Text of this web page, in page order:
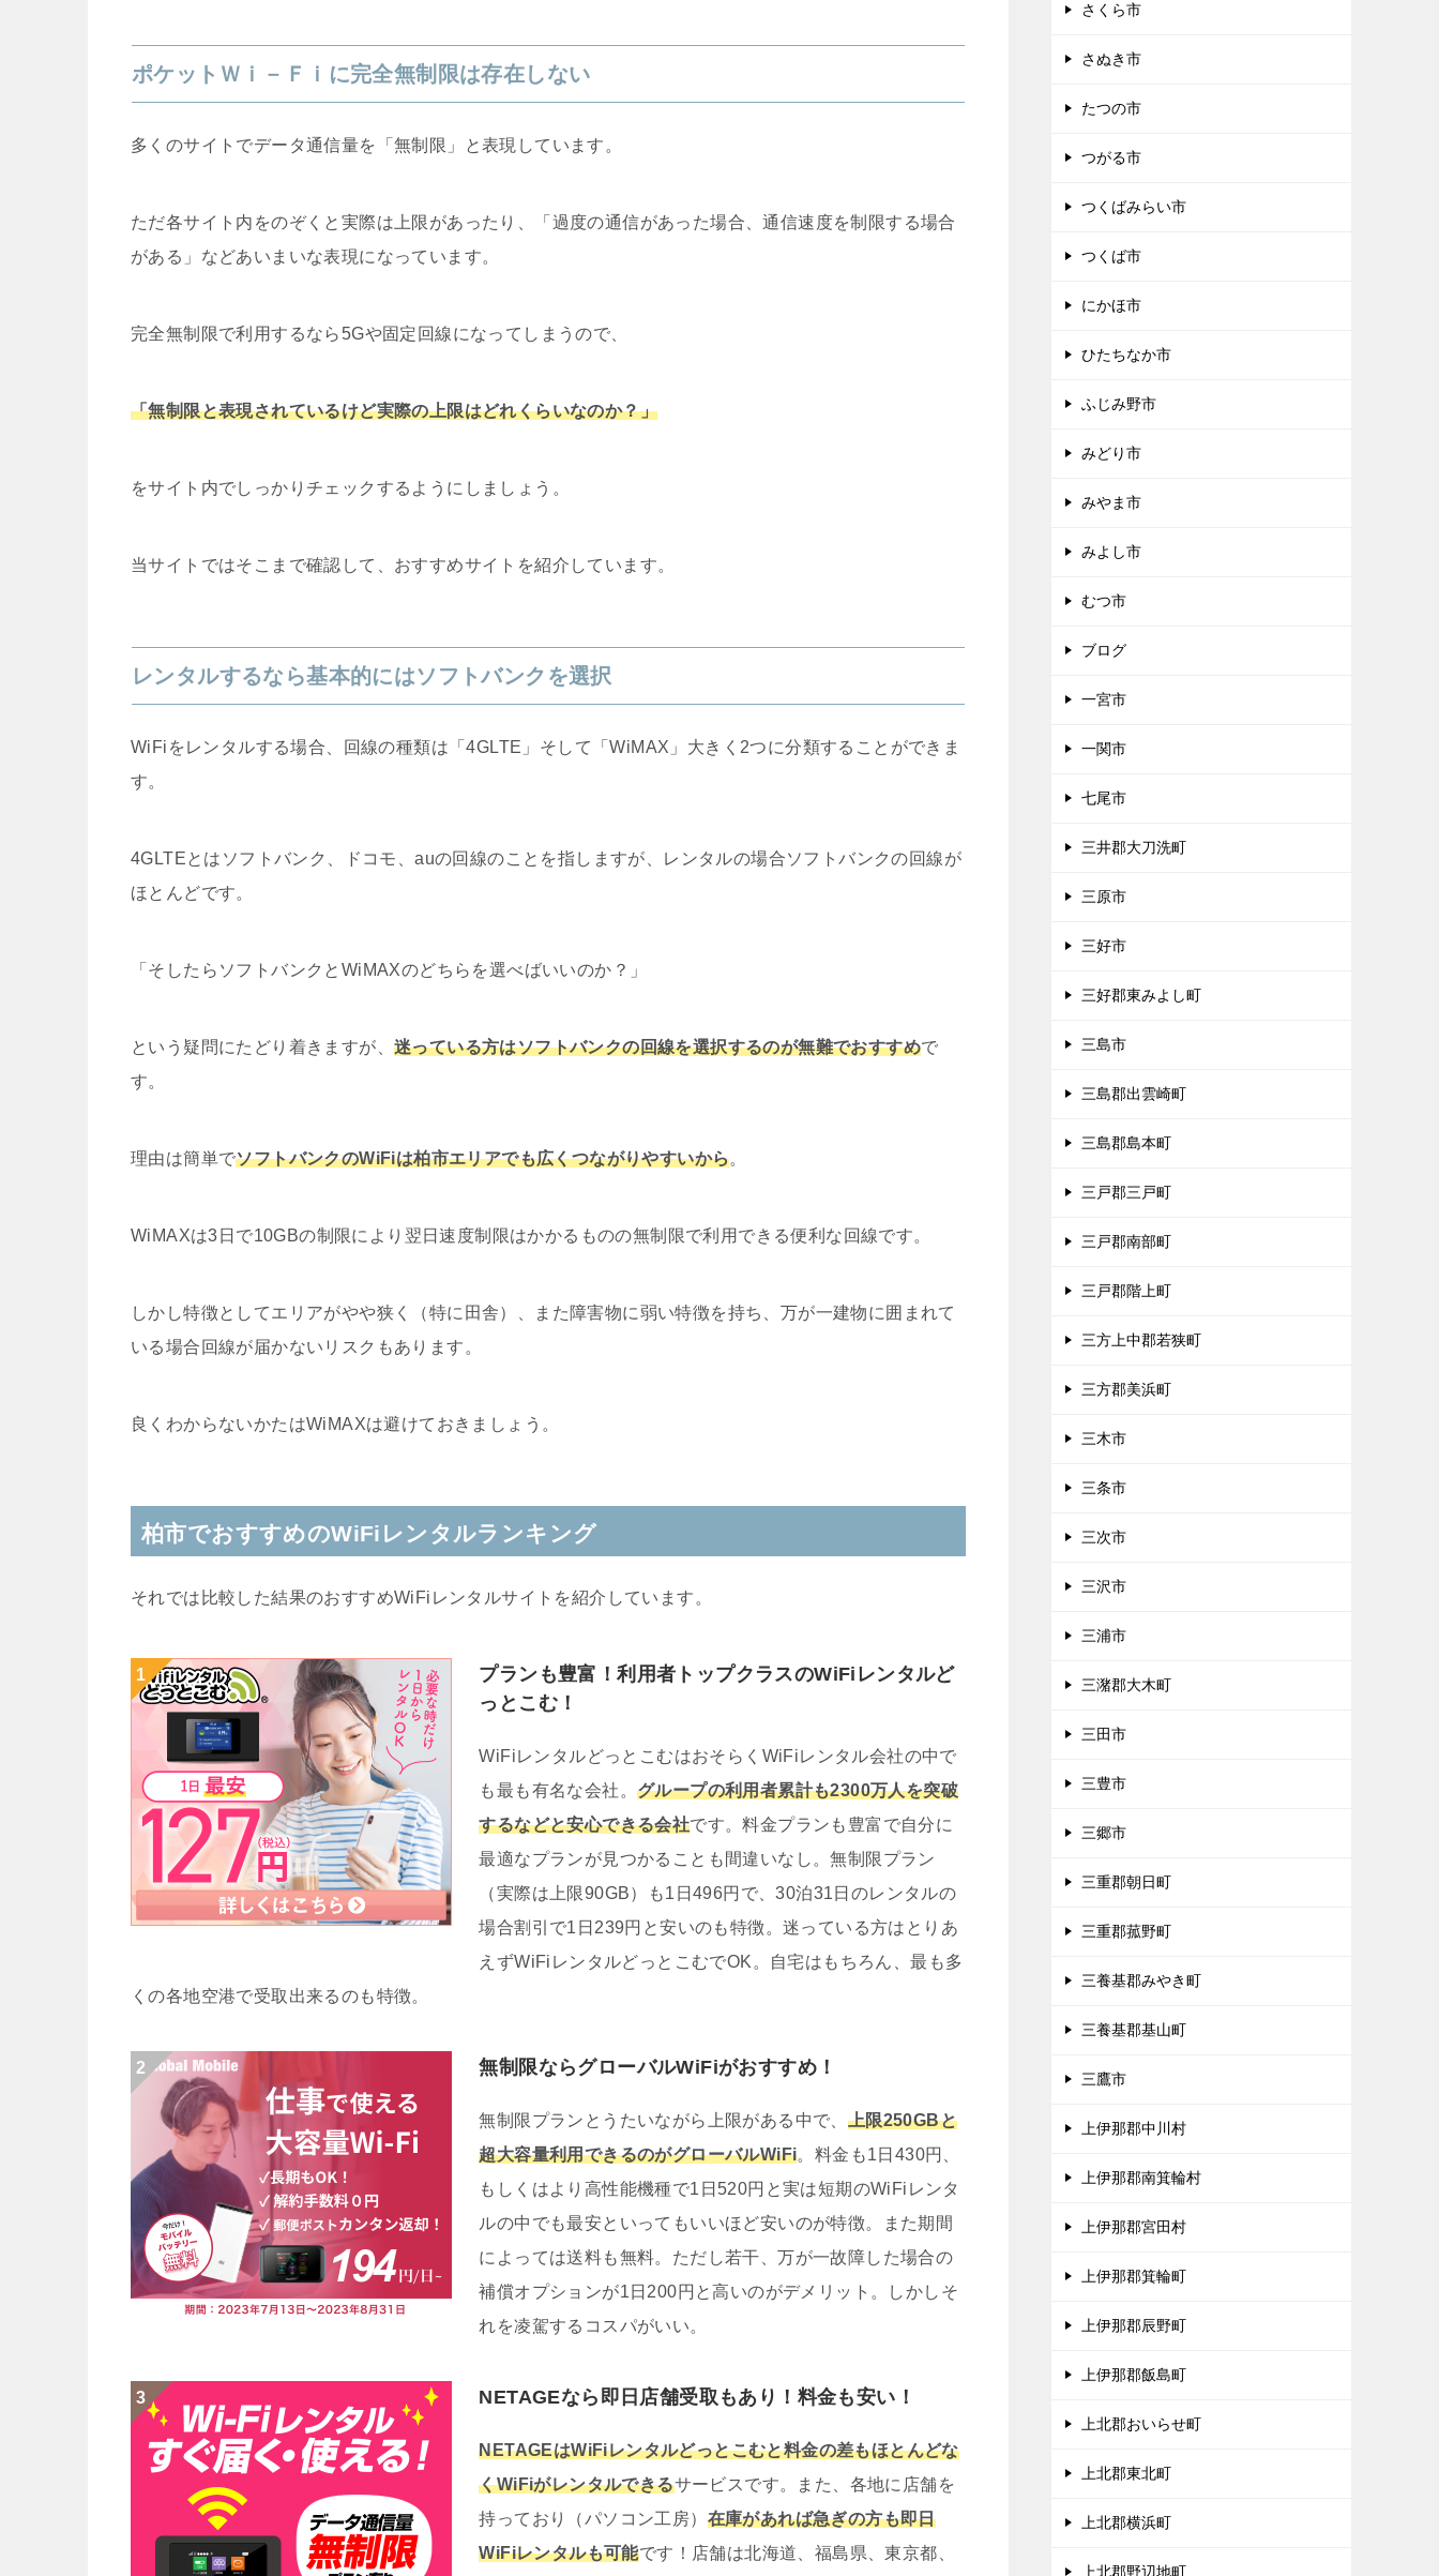
ポケットＷｉ－Ｆｉに完全無制限は存在しない
多くのサイトでデータ通信量を「無制限」と表現しています。
ただ各サイト内をのぞくと実際は上限があったり、「過度の通信があった場合、通信速度を制限する場合
がある」などあいまいな表現になっています。
完全無制限で利用するなら5Gや固定回線になってしまうので、
「無制限と表現されているけど実際の上限はどれくらいなのか？」
をサイト内でしっかりチェックするようにしましょう。
当サイトではそこまで確認して、おすすめサイトを紹介しています。
レンタルするなら基本的にはソフトバンクを選択
WiFiをレンタルする場合、回線の種類は「4GLTE」そして「WiMAX」大きく2つに分類することができま
す。
4GLTEとはソフトバンク、ドコモ、auの回線のことを指しますが、レンタルの場合ソフトバンクの回線が
ほとんどです。
「そしたらソフトバンクとWiMAXのどちらを選べばいいのか？」
という疑問にたどり着きますが、 迷っている方はソフトバンクの回線を選択するのが無難でおすすめで
す。
理由は簡単でソフトバンクのWiFiは柏市エリアでも広くつながりやすいから。
WiMAXは3日で10GBの制限により翌日速度制限はかかるものの無制限で利用できる便利な回線です。
しかし特徴としてエリアがやや狭く（特に田舎）、また障害物に弱い特徴を持ち、万が一建物に囲まれて
いる場合回線が届かないリスクもあります。
良くわからないかたはWiMAXは避けておきましょう。
柏市でおすすめのWiFiレンタルランキング
それでは比較した結果のおすすめWiFiレンタルサイトを紹介しています。
プランも豊富！利用者トップクラスのWiFiレンタルど
っとこむ！
WiFiレンタルどっとこむはおそらくWiFiレンタル会社の中で
も最も有名な会社。グループの利用者累計も2300万人を突破
するなどと安心できる会社です。料金プランも豊富で自分に
最適なプランが見つかることも間違いなし。無制限プラン
（実際は上限90GB）も1日496円で、30泊31日のレンタルの
場合割引で1日239円と安いのも特徴。迷っている方はとりあ
えずWiFiレンタルどっとこむでOK。自宅はもちろん、最も多
くの各地空港で受取出来るのも特徴。
無制限ならグローバルWiFiがおすすめ！
無制限プランとうたいながら上限がある中で、 上限250GBと
超大容量利用できるのがグローバルWiFi。料金も1日430円、
もしくはより高性能機種で1日520円と実は短期のWiFiレンタ
ルの中でも最安といってもいいほど安いのが特徴。また期間
によっては送料も無料。ただし若干、万が一故障した場合の
補償オプションが1日200円と高いのがデメリット。しかしそ
れを凌駕するコスパがいい。
NETAGEなら即日店舗受取もあり！料金も安い！
NETAGEはWiFiレンタルどっとこむと料金の差もほとんどな
くWiFiがレンタルできるサービスです。また、各地に店舗を
持っており（パソコン工房） 在庫があれば急ぎの方も即日
WiFiレンタルも可能です！店舗は北海道、福島県、東京都、
さくら市
さぬき市
たつの市
つがる市
つくばみらい市
つくば市
にかほ市
ひたちなか市
ふじみ野市
みどり市
みやま市
みよし市
むつ市
ブログ
一宮市
一関市
七尾市
三井郡大刀洗町
三原市
三好市
三好郡東みよし町
三島市
三島郡出雲崎町
三島郡島本町
三戸郡三戸町
三戸郡南部町
三戸郡階上町
三方上中郡若狭町
三方郡美浜町
三木市
三条市
三次市
三沢市
三浦市
三潴郡大木町
三田市
三豊市
三郷市
三重郡朝日町
三重郡菰野町
三養基郡みやき町
三養基郡基山町
三鷹市
上伊那郡中川村
上伊那郡南箕輪村
上伊那郡宮田村
上伊那郡箕輪町
上伊那郡辰野町
上伊那郡飯島町
上北郡おいらせ町
上北郡東北町
上北郡横浜町
上北郡野辺地町